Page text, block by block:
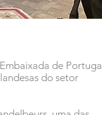
de Portugal
do setor